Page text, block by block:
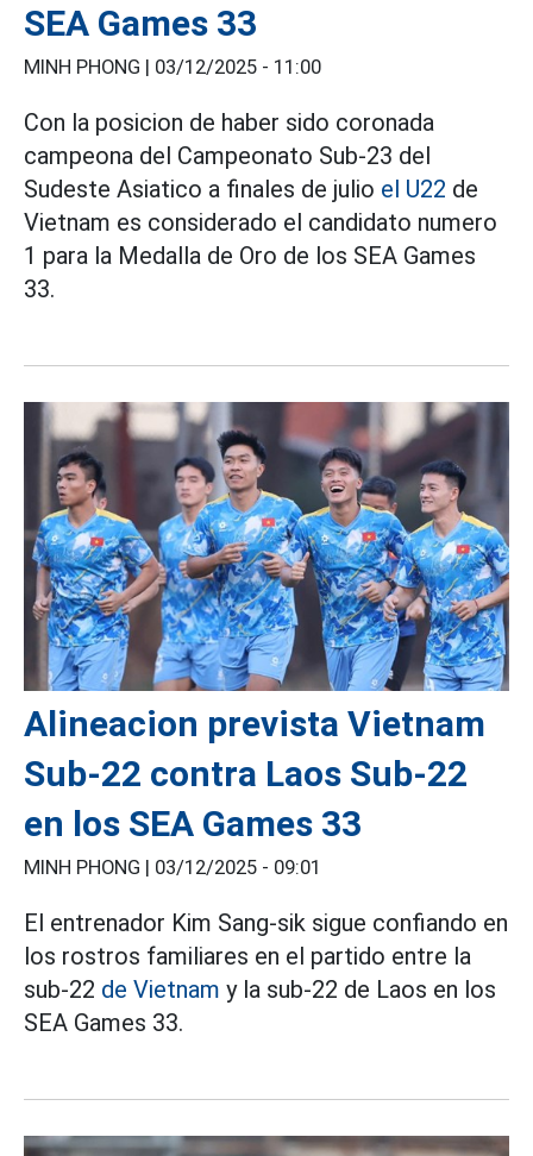
SEA Games 33
MINH PHONG | 03/12/2025 - 11:00
Con la posicion de haber sido coronada
campeona del Campeonato Sub-23 del
Sudeste Asiatico a finales de julio el U22 de
Vietnam es considerado el candidato numero
1 para la Medalla de Oro de los SEA Games
33.
Alineacion prevista Vietnam
Sub-22 contra Laos Sub-22
en los SEA Games 33
MINH PHONG | 03/12/2025 - 09:01
El entrenador Kim Sang-sik sigue confiando en
los rostros familiares en el partido entre la
sub-22 de Vietnam y la sub-22 de Laos en los
SEA Games 33.